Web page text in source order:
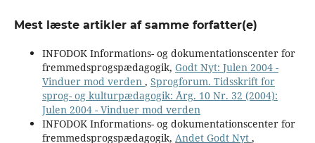
Mest læste artikler af samme forfatter(e)
INFODOK Informations- og dokumentationscenter for
fremmedsprogspædagogik, Godt Nyt: Julen 2004 -
Vinduer mod verden , Sprogforum. Tidsskrift for
sprog- og kulturpædagogik: Årg. 10 Nr. 32 (2004):
Julen 2004 - Vinduer mod verden
INFODOK Informations- og dokumentationscenter for
fremmedsprogspædagogik, Andet Godt Nyt ,